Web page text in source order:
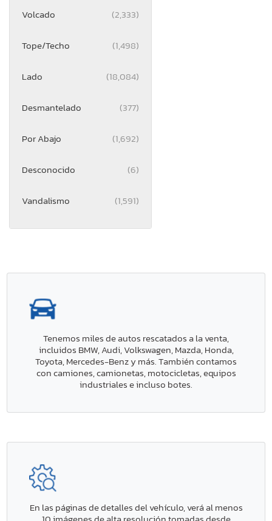
Volcado (2,333)
Tope/Techo (1,498)
Lado (18,084)
Desmantelado (377)
Por Abajo (1,692)
Desconocido (6)
Vandalismo (1,591)
Tenemos miles de autos rescatados a la venta,
incluidos BMW, Audi, Volkswagen, Mazda, Honda,
Toyota, Mercedes-Benz y más. También contamos
con camiones, camionetas, motocicletas, equipos
industriales e incluso botes.
En las páginas de detalles del vehículo, verá al menos